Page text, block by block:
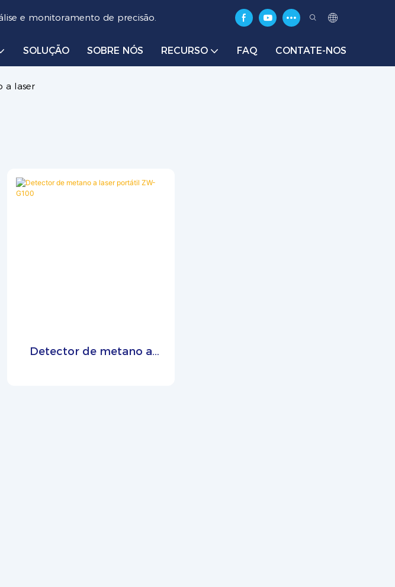
e monitoramento de precisão.
SOLUÇÃO SOBRE NÓS RECURSO FAQ CONTATE-NOS
a laser
Detector de metano a